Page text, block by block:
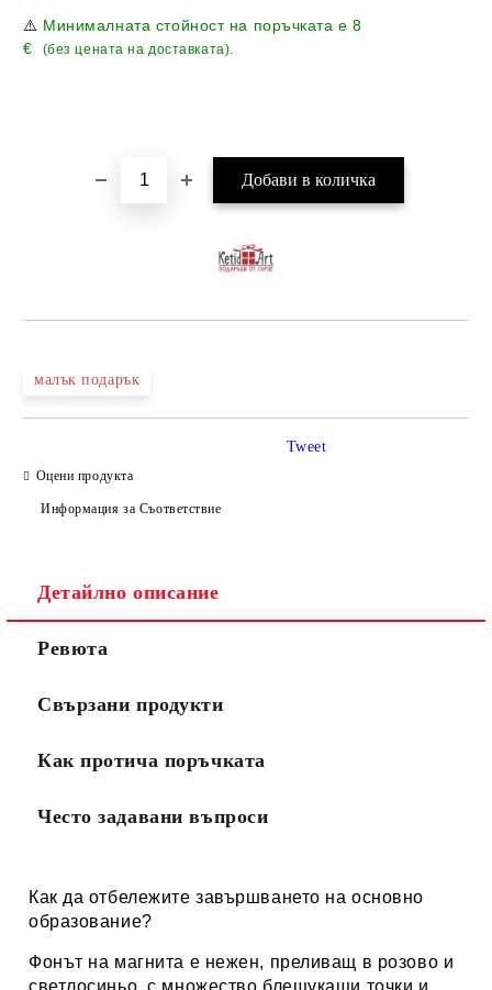
⚠️ Минималната стойност на поръчката е8
€
(без цената на доставката).
малък подарък
Оцени продукта
Информация за Съответствие
Tweet
Детайлно описание
Ревюта
Свързани продукти
Как протича поръчката
Често задавани въпроси
Как да отбележите завършването на основно
образование?
Фонът на магнита е нежен, преливащ в розово и